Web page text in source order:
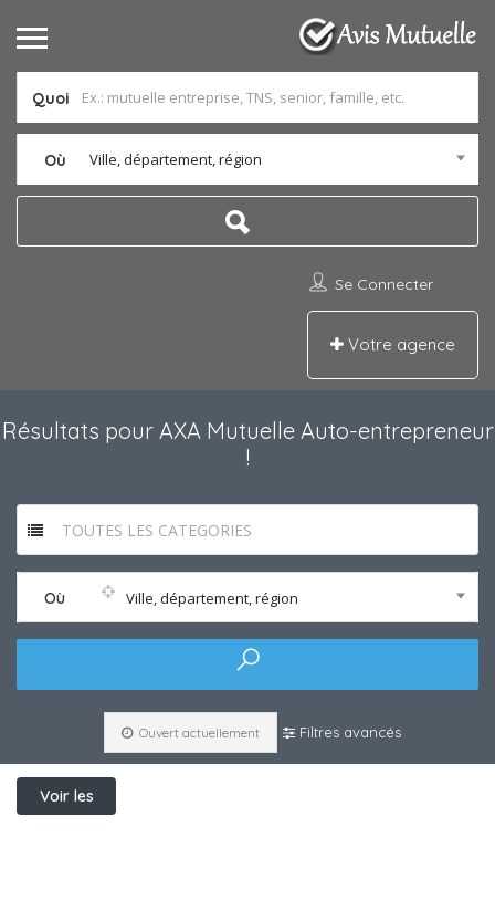
Quoi
Où Ville, département, région
Se Connecter
Votre agence
Résultats pour AXA Mutuelle Auto-entrepreneur
!
TOUTES LES CATEGORIES
Où Ville, département, région
Ouvert actuellement Filtres avancés
Voir les